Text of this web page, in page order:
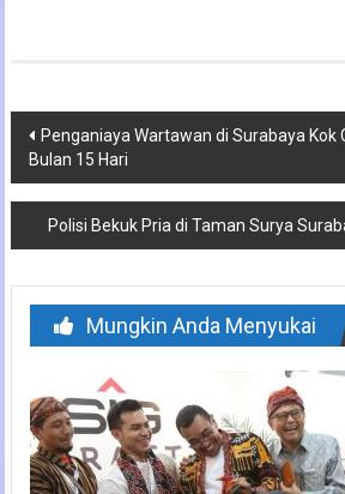
Navigasi
pos
Penganiaya Wartawan di Surabaya Kok
Bulan 15 Hari
Polisi Bekuk Pria di Taman Surya
Mungkin Anda Menyukai